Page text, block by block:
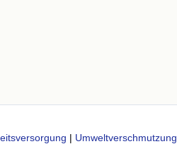
| Umweltverschmutzung